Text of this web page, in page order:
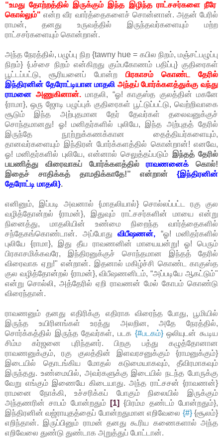
“உமது தோற்றத்தில் இருக்கும் இந்த இழிந்த ராட்சசர்களை நீரே
கொல்லும்"என்ற வீர வார்த்தைகளைச் சொன்னான். அதன் பேரில்
ராமன், தனது உருவத்தில் இருந்தவர்களையும் மற்ற
ராட்சசர்களையும் கொன்றான்.
அந்த நேரத்தில், பழுப்பு நிற {tawny hue = கபில நிறம், மஞ்சட்பழுப்பு
நிறம்} {பச்சை நிறம் என்கிறது கும்பகோணம் பதிப்பு} குதிரைகள்
பூட்டப்பட்டு, சூரியனைப் போன்ற பிரகாசம் கொண்ட தேரில்
இந்திரனின் தேரோட்டியான மாதலி அந்தப் போர்க்களத்துக்கு வந்து
ராமனை அணுகினான். மாதலி, “ஓ! காகுஸ்த குலத்தின் மகனே
{ராமா}, ஒரு ஜோடி பழுப்புக் குதிரைகள் பூட்டுப்பட்டு, வெற்றிவாகை
சூடும் இந்த அற்புதமான தேர் தேவர்கள் தலைவனுக்குச்
சொந்தமானது! ஓ! மனிதர்களில் புலியே, இந்த அற்புதத் தேரில்
இருந்தே நூற்றுக்கணக்கான தைத்தியர்களையும்,
தானவர்களையும் இந்திரன் போர்க்களத்தில் கொன்றான்! எனவே,
ஓ! மனிதர்களில் புலியே, என்னால் செலுத்தப்படும் இந்தத் தேரில்
பயணித்து விரைவாகப் போர்க்களத்தில்ராவணனைக் கொல்!
இதைச் சாதிக்கத் தாமதிக்காதே!” என்றான் {இந்திரனின்
தேரோட்டி மாதலி}.
எனினும், இப்படி அவனால் {மாதலியால்} சொல்லப்பட்ட ரகு குல
வழித்தோன்றல் {ராமன்}, இதுவும் ராட்சசர்களின் மாயை என்று
நினைத்து, மாதலியின் உண்மை நிறைந்த வார்த்தைகளில்
சந்தேகங்கொண்டான். அப்போது விபீஷணன், “ஓ! மனிதர்களில்
புலியே {ராமா}, இது தீய ராவணனின் மாயையன்று! ஓ! பெரும்
பிரகாசமிக்கவரே, இந்திரனுக்குச் சொந்தமான இந்தத் தேரில்
விரைவாக ஏறு!" என்றான். இதனால் மகிழ்ச்சி கொண்ட காகுஸ்த
குல வழித்தோன்றல் {ராமன்}, விபீஷணனிடம், “அப்படியே ஆகட்டும்"
என்று சொல்லி, அத்தேரில் ஏறி ராவணன் மேல் கோபம் கொண்டு
விரைந்தான்.
ராவணனும் தனது எதிரிக்கு எதிராக விரைந்த போது, பூமியில்
இருந்த உயிரினங்கள் உரத்து அலறின, அதே நேரத்தில்,
சொர்க்கத்தில் இருந்த தேவர்கள், படக {#படகம்}ஒலியுடன் கூடிய
சிம்ம கர்ஜனை புரிந்தனர். பிறகு பத்து கழுத்தோனான
ராவணனுக்கும், ரகு குலத்தின் இளவரசனுக்கும் {ராமனுக்கும்}
இடையில் தொடங்கிய மோதல் கடுமையாகவும், தீவிரமாகவும்
இருந்தது. உண்மையில், அவர்களுக்கு இடையில் நடந்த போருக்கு
வேறு எங்கும் இணையே கிடையாது. அந்த ராட்சசன் {ராவணன்}
ராமனை நோக்கி, உச்சரிக்கப் போகும் நிலையில் இருக்கும்
அந்தணரின் சாபம் போன்றதும்
[1] {பிரம்ம தண்டம் போன்றதும்},
இந்திரனின் வஜ்ராயுதத்தைப் போன்றதுமான எறிவேலை {#}{சூலம்}
எறிந்தான். இருப்பினும் ராமன் தனது கூரிய கணைகளால் அந்த
எறிவேலை துண்டு துண்டாக அறுத்துப் போட்டான்.